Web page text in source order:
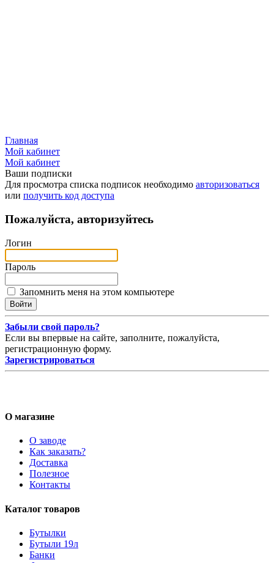
Главная
Мой кабинет
Мой кабинет
Ваши подписки
Для просмотра списка подписок необходимо авторизоваться
или получить код доступа
Пожалуйста, авторизуйтесь
Логин
Пароль
Запомнить меня на этом компьютере
Забыли свой пароль?
Если вы впервые на сайте, заполните, пожалуйста,
регистрационную форму.
Зарегистрироваться
О магазине
О заводе
Как заказать?
Доставка
Полезное
Контакты
Каталог товаров
Бутылки
Бутыли 19л
Банки